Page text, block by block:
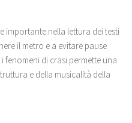
importante nella lettura dei testi
il metro e a evitare pause
fenomeni di crasi permette una
e della musicalità della